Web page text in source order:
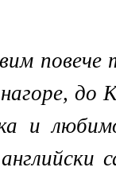
повече
до
и